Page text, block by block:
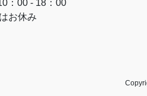
：00 - 18：00
お休み